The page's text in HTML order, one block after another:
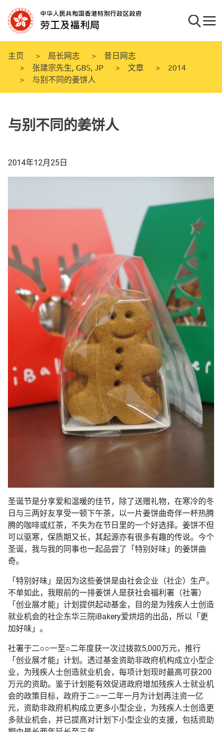
至
主
内
容
搜寻流动
主页 局长网志
昔日网志
张建宗先生, GBS, JP
文章
2014
与别不同的姜饼人
与别不同的姜饼人
2014年12月25日
圣诞节是分享爱和温暖的佳节，除了送赠礼物，在寒冷的冬
日与三两好友享受一顿下午茶，以一片姜饼曲奇伴一杯热腾
腾的咖啡或红茶，不失为在节日里的一个好选择。姜饼不但
可以驱寒，保质期又长，其起源亦有很多有趣的传说。今个
圣诞，我与我的同事也一起品尝了「特别好味」的姜饼曲
奇。
「特别好味」是因为这些姜饼是由社会企业（社企）生产。
不单如此，我眼前的一排姜饼人是获社会福利署（社署）
「创业展才能」计划提供起动基金，目的是为残疾人士创造
就业机会的社企东华三院iBakery爱烘焙的出品，所以「更
加好味」。
社署于二○○一至○二年度获一次过拨款5,000万元，推行
「创业展才能」计划。透过基金资助非政府机构成立小型企
业，为残疾人士创造就业机会，每项计划现时最高可获200
万元的资助。鉴于计划能有效促进政府增加残疾人士就业机
会的政策目标，政府于二○一二年一月为计划再注资一亿
元，资助非政府机构成立更多小型企业，为残疾人士创造更
多就业机会，并已提高对计划下小型企业的支援，包括资助